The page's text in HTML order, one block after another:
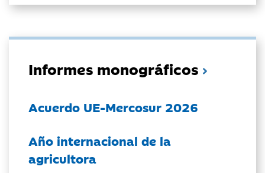
Informes monográficos
Acuerdo UE-Mercosur 2026
Año internacional de la
agricultora